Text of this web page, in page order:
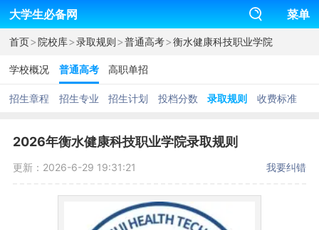
大学生必备网 菜单
首页>院校库>录取规则>普通高考>衡水健康科技职业学院
学校概况 普通高考 高职单招
招生章程 招生专业 招生计划 投档分数 录取规则 收费标准
2026年衡水健康科技职业学院录取规则
更新：2026-6-29 19:31:21 我要纠错